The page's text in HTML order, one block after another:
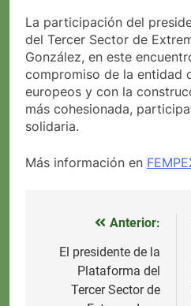
La participación del
del Tercer Sector de
González, en este
compromiso de la entidad
europeos y con la
más cohesionada,
solidaria.
Más información en
Navegación
de
entradas
Anterior:
El presidente de la
Plataforma del
Tercer Sector de